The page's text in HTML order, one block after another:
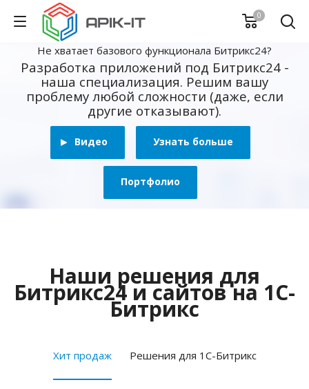
0
Не хватает базового функционала Битрикс24?
Разработка приложений под Битрикс24 -
наша специализация. Решим вашу
проблему любой сложности (даже, если
другие отказывают).
Видео Узнать больше
Портфолио
Наши решения для
Битрикс24 и сайтов на 1С-
Битрикс
Хит продаж Решения для 1С-Битрикс